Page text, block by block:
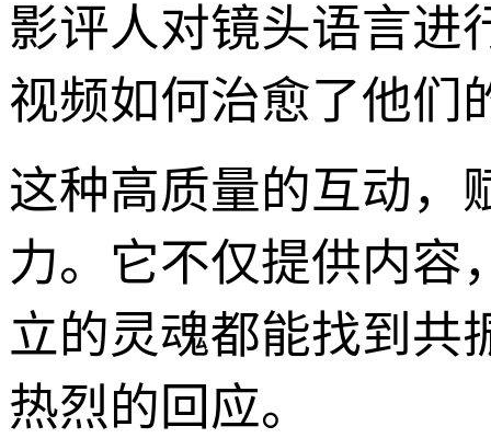
影评人对镜头语言进
视频如何治愈了他们
这种高质量的互动，
力。它不仅提供内容
立的灵魂都能找到共
热烈的回应。